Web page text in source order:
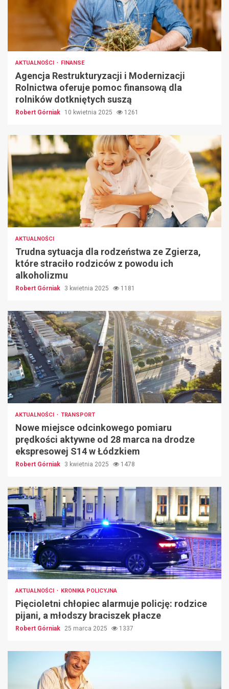
AKTUALNOŚCI FINANSE
Agencja Restrukturyzacji i Modernizacji
Rolnictwa oferuje pomoc finansową dla
rolników dotkniętych suszą
Robert Górniak 10 kwietnia 2025 1261
AKTUALNOŚCI
Trudna sytuacja dla rodzeństwa ze Zgierza,
które straciło rodziców z powodu ich
alkoholizmu
Robert Górniak 3 kwietnia 2025 1181
AKTUALNOŚCI TRANSPORT
Nowe miejsce odcinkowego pomiaru
prędkości aktywne od 28 marca na drodze
ekspresowej S14 w Łódzkiem
Robert Górniak 3 kwietnia 2025 1478
AKTUALNOŚCI KRONIKA POLICYJNA
Pięcioletni chłopiec alarmuje policję: rodzice
pijani, a młodszy braciszek płacze
Robert Górniak 25 marca 2025 1337